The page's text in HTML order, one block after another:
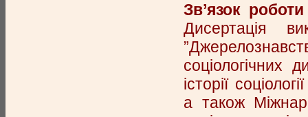
Зв’язок
Дисертація
соціологічних
історії
а також